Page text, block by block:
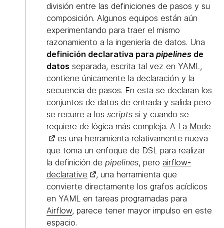
división entre las definiciones de pasos y su
composición. Algunos equipos están aún
experimentando para traer el mismo
razonamiento a la ingeniería de datos. Una
definición declarativa para pipelines de
datos separada, escrita tal vez en YAML,
contiene únicamente la declaración y la
secuencia de pasos. En esta se declaran los
conjuntos de datos de entrada y salida pero
se recurre a los scripts si y cuando se
requiere de lógica más compleja. A La Mode
es una herramienta relativamente nueva
que toma un enfoque de DSL para realizar
la definición de pipelines, pero airflow-
declarative
, una herramienta que
convierte directamente los grafos acíclicos
en YAML en tareas programadas para
Airflow, parece tener mayor impulso en este
espacio.